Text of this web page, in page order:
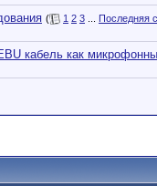
( 1 2 3
Последняя
кабель как